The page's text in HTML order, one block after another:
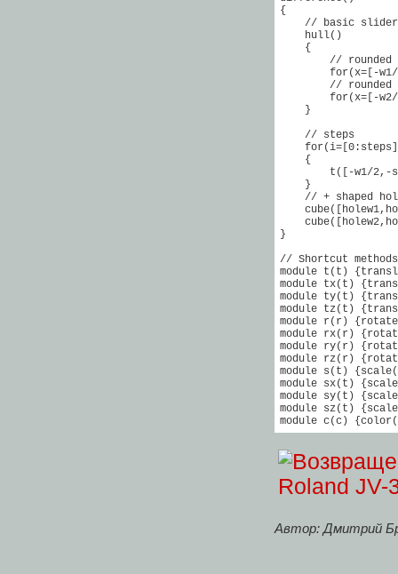
{
// basic
    hull()
    {
// rounded
for(x=[-
// rounded
for(x=[-
    }
    // steps
    {
t([-w1/2,-
    }
// + shaped
}
// Shortcut methods
module t(t)
module tx(t)
module ty(t)
module tz(t)
module r(r)
module rx(r)
module ry(r)
module rz(r)
module s(t)
module sx(t)
module sy(t)
module sz(t)
module c(c)
Автор: Дмитрий